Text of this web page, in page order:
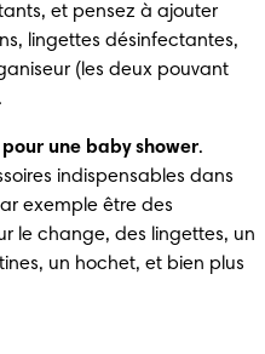
et pensez à ajouter
lingettes désinfectantes,
(les deux pouvant
une baby shower.
indispensables dans
exemple être des
le change, des lingettes, un
un hochet, et bien plus